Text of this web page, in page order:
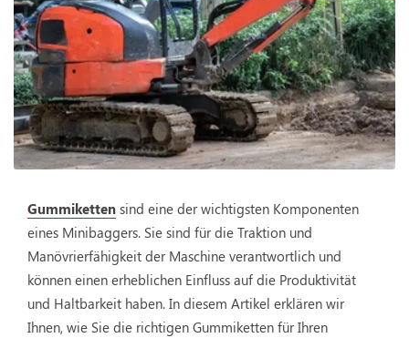
Gummiketten sind eine der wichtigsten Komponenten
eines Minibaggers. Sie sind für die Traktion und
Manövrierfähigkeit der Maschine verantwortlich und
können einen erheblichen Einfluss auf die Produktivität
und Haltbarkeit haben. In diesem Artikel erklären wir
Ihnen, wie Sie die richtigen Gummiketten für Ihren